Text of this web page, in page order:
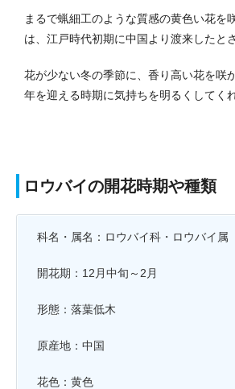
まるで蝋細工のような質感の黄色い花を
は、江戸時代初期に中国より渡来したと
花が少ない冬の季節に、香り高い花を咲
年を迎える時期に気持ちを明るくしてく
ロウバイの開花時期や種類
科名・属名：ロウバイ科・ロウバイ属
開花期：12月中旬～2月
形態：落葉低木
原産地：中国
花色：黄色